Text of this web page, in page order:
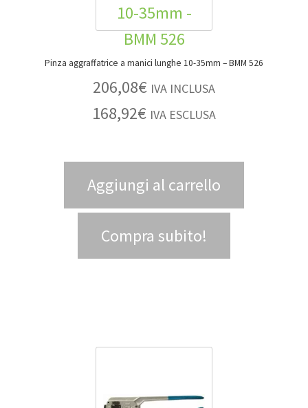
Pinza aggraffatrice a manici lunghe 10-35mm – BMM 526
206,08€ IVA INCLUSA
168,92€ IVA ESCLUSA
Aggiungi al carrello
Compra subito!